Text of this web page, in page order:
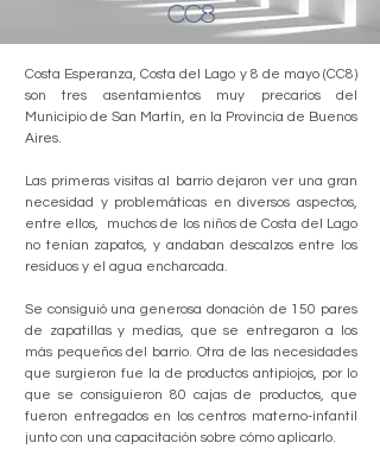
CC8
Costa Esperanza, Costa del Lago y 8 de mayo (CC8)
son tres asentamientos muy precarios del
Municipio de San Martín, en la Provincia de Buenos
Aires.
Las primeras visitas al barrio dejaron ver una gran
necesidad y problemáticas en diversos aspectos,
entre ellos, muchos de los niños de Costa del Lago
no tenían zapatos, y andaban descalzos entre los
residuos y el agua encharcada.
Se consiguió una generosa donación de 150 pares
de zapatillas y medias, que se entregaron a los
más pequeños del barrio. Otra de las necesidades
que surgieron fue la de productos antipiojos, por lo
que se consiguieron 80 cajas de productos, que
fueron entregados en los centros materno-infantil
junto con una capacitación sobre cómo aplicarlo.